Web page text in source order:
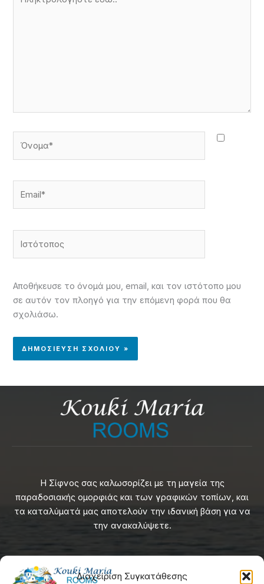
Διαχείριση Συγκατάθεσης
εδώ..
Αποθήκευσε το όνομά μου, email, και τον ιστότοπο μου
σε αυτόν τον πλοηγό για την επόμενη φορά που θα
σχολιάσω.
Η Σίφνος σας καλωσορίζει με τη μαγεία της
παραδοσιακής ομορφιάς και των γραφικών τοπίων, και
τα καταλύματά μας αποτελούν την ιδανική βάση για να
την ανακαλύψετε.